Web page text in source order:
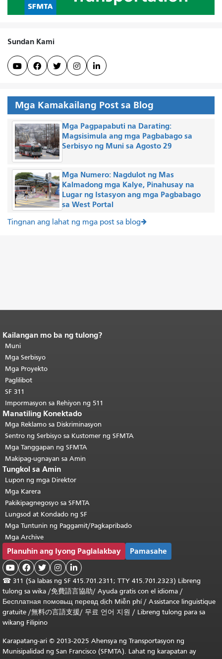
Sundan Kami
    
Mga Kamakailang Post sa Blog
Mga Pagpapabuti na Darating:
Magsisimula ang mga Pagbabago sa
Serbisyo ng Muni sa Agosto 29
Mga Numero: Nagdulot ng Mas
Kalmadong mga Kalye, Pinahusay na
Lugar ng Istasyon ang mga Pagbabago
sa West Portal
Tingnan ang lahat ng mga post sa blog
Katapusan ng nilalaman ng
pahina.
pahinang ito ay nauulit sa bawat
pahina.Bumalik sa tuktok ng
pangunahing nilalaman
Kailangan mo ba ng tulong?
Muni
Mga Serbisyo
Mga Proyekto
Paglilibot
SF 311
Impormasyon sa Rehiyon ng 511
Manatiling Konektado
Mga Reklamo sa Diskriminasyon
Sentro ng Serbisyo sa Kustomer ng SFMTA
Mga Tanggapan ng SFMTA
Makipag-ugnayan sa Amin
Tungkol sa Amin
Lupon ng mga Direktor
Mga Karera
Pakikipagnegosyo sa SFMTA
Lungsod at Kondado ng SF
Mga Tuntunin ng Paggamit/Pagkapribado
Mga Archive
Planuhin ang Iyong Paglalakbay Pamasahe
    
☎ 311 (Sa labas ng SF 415.701.2311; TTY 415.701.2323) Libreng
tulong sa wika /免費語言協助/ Ayuda gratis con el idioma /
Бесплатная помовьщ перевд dịch Miễn phí/ Assistance linguistique
gratuite /無料の言語支援/ 무료 언어 지원 / Libreng tulong para sa
wikang Filipino
Karapatang-ari © 2013-2025 Ahensya ng Transportasyon ng
Munisipalidad ng San Francisco (SFMTA). Lahat ng karapatan ay